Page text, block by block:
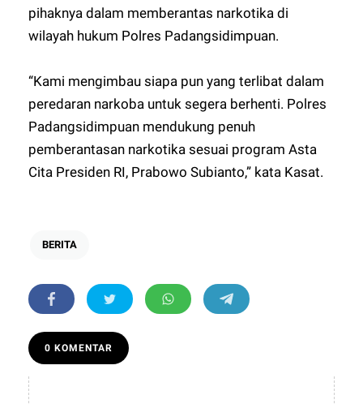
pihaknya dalam memberantas narkotika di
wilayah hukum Polres Padangsidimpuan.
“Kami mengimbau siapa pun yang terlibat dalam
peredaran narkoba untuk segera berhenti. Polres
Padangsidimpuan mendukung penuh
pemberantasan narkotika sesuai program Asta
Cita Presiden RI, Prabowo Subianto,” kata Kasat.
BERITA
0 KOMENTAR